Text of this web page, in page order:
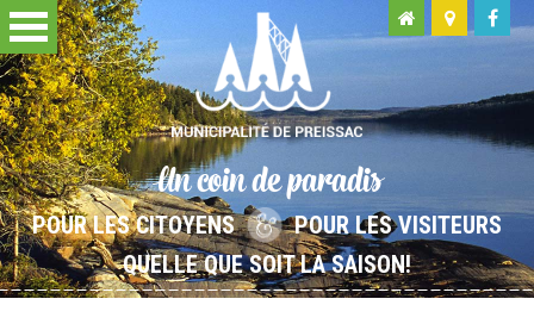
Un coin de paradis
POUR LES CITOYENS
POUR LES VISITEURS
QUELLE QUE SOIT LA SAISON!